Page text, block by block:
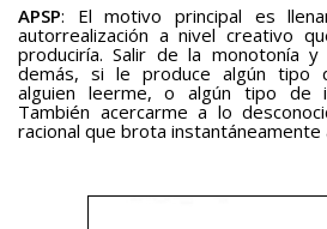
APSP: El motivo principal es
autorrealización a nivel creativo
produciría. Salir de la monotonía
demás, si le produce algún tipo
alguien leerme, o algún tipo de
También acercarme a lo
racional que brota instantáneamente